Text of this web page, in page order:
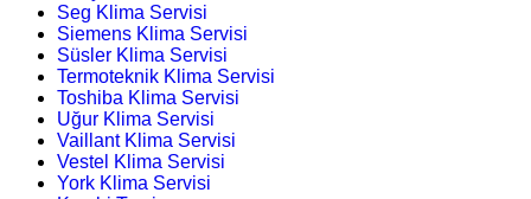
Seg Klima Servisi
Siemens Klima Servisi
Süsler Klima Servisi
Termoteknik Klima Servisi
Toshiba Klima Servisi
Uğur Klima Servisi
Vaillant Klima Servisi
Vestel Klima Servisi
York Klima Servisi